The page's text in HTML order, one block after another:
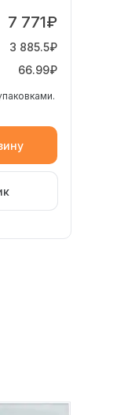
7 771₽
3 885.5₽
66.99₽